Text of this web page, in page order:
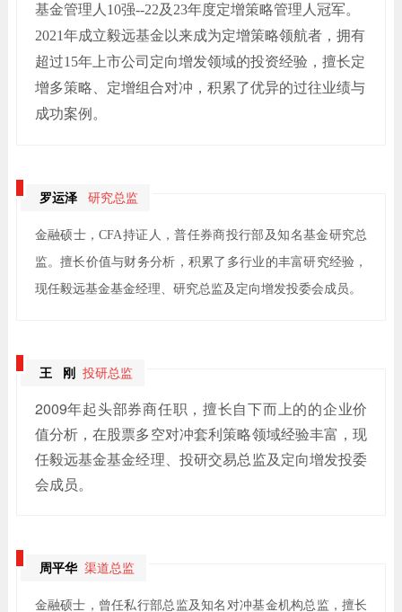
基金管理人10强--22及23年度定增策略管理人冠军。
2021年成立毅远基金以来成为定增策略领航者，拥有
超过15年上市公司定向增发领域的投资经验，擅长定
增多策略、定增组合对冲，积累了优异的过往业绩与
成功案例。
罗运泽 研究总监
金融硕士，CFA持证人，普任券商投行部及知名基金研究总
监。擅长价值与财务分析，积累了多行业的丰富研究经验，
现任毅远基金基金经理、研究总监及定向增发投委会成员。
王 刚 投研总监
2009年起头部券商任职，擅长自下而上的的企业价
值分析，在股票多空对冲套利策略领域经验丰富，现
任毅远基金基金经理、投研交易总监及定向增发投委
会成员。
周平华渠道总监
金融硕士，曾任私行部总监及知名对冲基金机构总监，擅长